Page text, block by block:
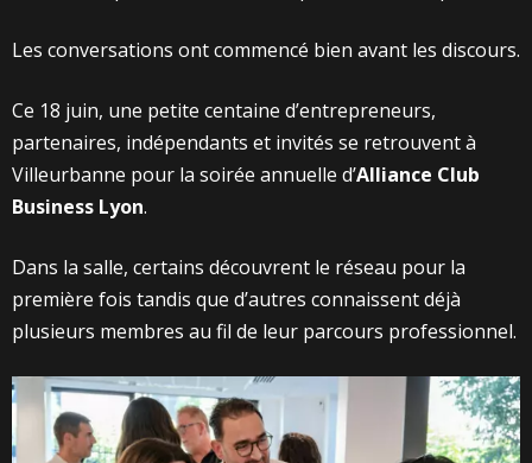
Les conversations ont commencé bien avant les discours.
Ce 18 juin, une petite centaine d’entrepreneurs,
partenaires, indépendants et invités se retrouvent à
Villeurbanne pour la soirée annuelle d’Alliance Club
Business Lyon.
Dans la salle, certains découvrent le réseau pour la
première fois tandis que d’autres connaissent déjà
plusieurs membres au fil de leur parcours professionnel.